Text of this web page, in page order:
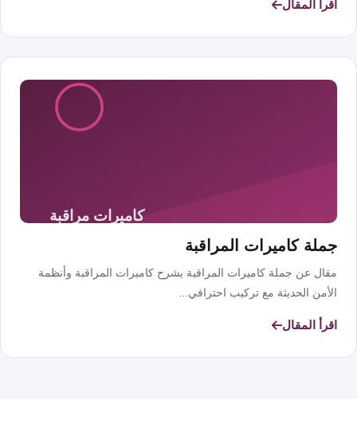
اقرأ المقال
جملة كاميرات المراقبة
مقال عن جملة كاميرات المراقبة يشرح كاميرات المراقبة وأنظمة
الأمن الحديثة مع تركيب احترافي...
اقرأ المقال